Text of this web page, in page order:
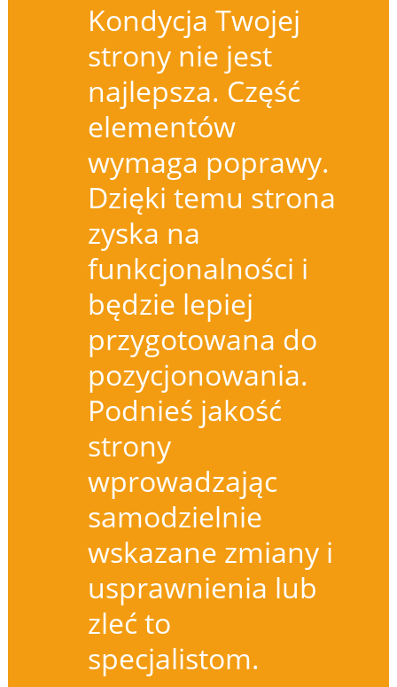
Kondycja Twojej
strony nie jest
najlepsza. Część
elementów
wymaga poprawy.
Dzięki temu strona
zyska na
funkcjonalności i
będzie lepiej
przygotowana do
pozycjonowania.
Podnieś jakość
strony
wprowadzając
samodzielnie
wskazane zmiany i
usprawnienia lub
zleć to
specjalistom.